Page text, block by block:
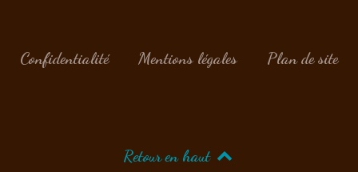
Confidentialité Mentions légales Plan de site
Retour en haut